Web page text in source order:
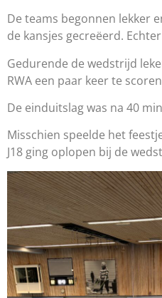
De teams begonnen lekker
de kansjes gecreëerd.
Gedurende de wedstrijd
RWA een paar keer te
De einduitslag was na 40
Misschien speelde het
J18 ging oplopen bij de